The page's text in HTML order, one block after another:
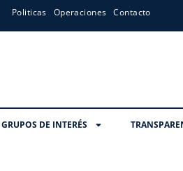
Politicas Operaciones Contacto
GRUPOS DE INTERÉS